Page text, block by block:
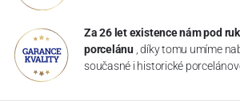
Za 26 let existence nám pod
porcelánu , díky tomu umíme
současné i historické